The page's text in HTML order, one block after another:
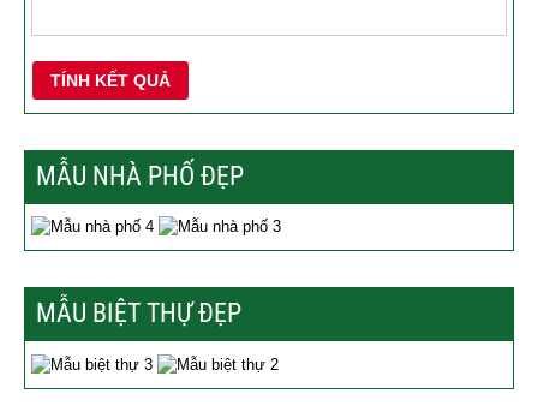
TÍNH KẾT QUẢ
MẪU NHÀ PHỐ ĐẸP
MẪU BIỆT THỰ ĐẸP